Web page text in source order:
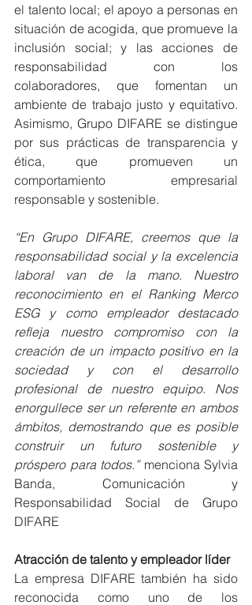
el talento local; el apoyo a personas en
situación de acogida, que promueve la
inclusión social; y las acciones de
responsabilidad con los
colaboradores, que fomentan un
ambiente de trabajo justo y equitativo.
Asimismo, Grupo DIFARE se distingue
por sus prácticas de transparencia y
ética, que promueven un
comportamiento empresarial
responsable y sostenible.
“En Grupo DIFARE, creemos que la
responsabilidad social y la excelencia
laboral van de la mano. Nuestro
reconocimiento en el Ranking Merco
ESG y como empleador destacado
refleja nuestro compromiso con la
creación de un impacto positivo en la
sociedad y con el desarrollo
profesional de nuestro equipo. Nos
enorgullece ser un referente en ambos
ámbitos, demostrando que es posible
construir un futuro sostenible y
próspero para todos.” menciona Sylvia
Banda, Comunicación y
Responsabilidad Social de Grupo
DIFARE
Atracción de talento y empleador líder
La empresa DIFARE también ha sido
reconocida como uno de los